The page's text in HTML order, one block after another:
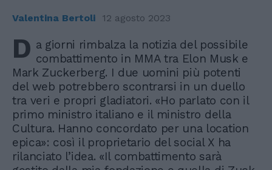
Valentina Bertoli 12 agosto 2023
D a giorni rimbalza la notizia del possibile
combattimento in MMA tra Elon Musk e
Mark Zuckerberg. I due uomini più potenti
del web potrebbero scontrarsi in un duello
tra veri e propri gladiatori. «Ho parlato con il
primo ministro italiano e il ministro della
Cultura. Hanno concordato per una location
epica»: così il proprietario del social X ha
rilanciato l’idea. «Il combattimento sarà